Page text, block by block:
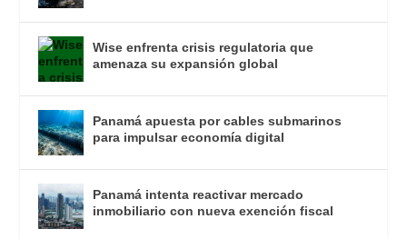
Wise enfrenta crisis regulatoria que
amenaza su expansión global
Panamá apuesta por cables submarinos
para impulsar economía digital
Panamá intenta reactivar mercado
inmobiliario con nueva exención fiscal